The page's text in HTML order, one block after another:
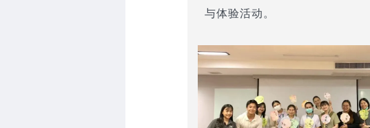
与体验活动。